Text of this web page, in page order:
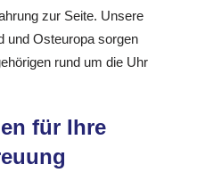
zur Seite. Unsere
und Osteuropa sorgen
rund um die Uhr
für Ihre